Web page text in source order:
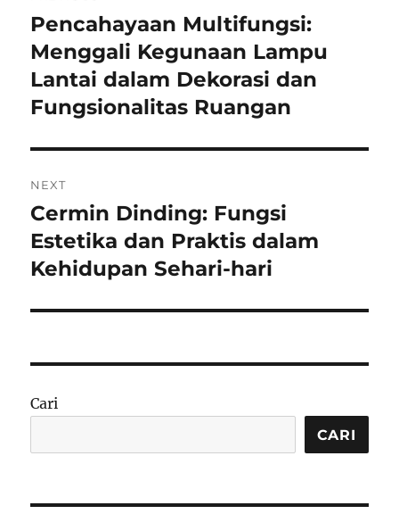
pos
Previous
post:
Pencahayaan Multifungsi:
Menggali Kegunaan Lampu
Lantai dalam Dekorasi dan
Fungsionalitas Ruangan
NEXT
Next
post:
Cermin Dinding: Fungsi
Estetika dan Praktis dalam
Kehidupan Sehari-hari
Cari
CARI